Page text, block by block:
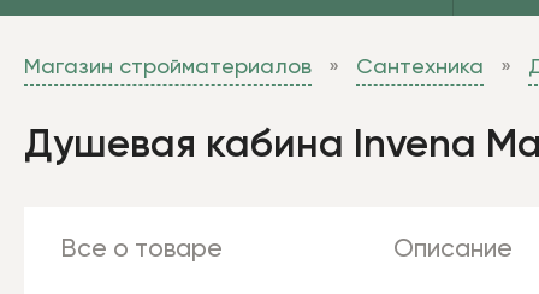
Магазин стройматериалов Сантехника
Душевая кабина Invena
Все о товаре Описание